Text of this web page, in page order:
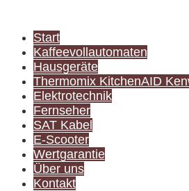
Start
Kaffeevollautomaten
Hausgeräte
Thermomix KitchenAID
Elektrotechnik
Fernseher
SAT Kabel
E-Scooter
Wertgarantie
Über uns
Kontakt